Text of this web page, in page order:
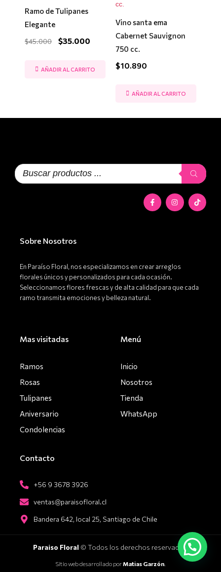
Ramo de Tulipanes
Elegante
$45.000
era:
$35.000
$35.000.
AÑADIR AL CARRITO
Vino santa ema
Cabernet Sauvignon
750 cc.
$10.890
AÑADIR AL CARRITO
Búsqueda
de
F
a
c
I
n
s
T
i
k
Sobre Nosotros
En Paraíso Floral, nos especializamos en crear arreglos
florales únicos y personalizados para cada ocasión.
Seleccionamos flores frescas y de alta calidad para que cada
ramo transmita emociones y belleza natural.
Mas visitadas
Ramos
Rosas
Tulipanes
Aniversario
Condolencias
Menú
Inicio
Nosotros
Tienda
WhatsApp
Contacto
+56 9 3678 3926
ventas@paraisofloral.cl
Bandera 642, local 25, Santiago de Chile
Paraiso Floral© Todos los derechos reservados.
Sitio web desarrollado porMatias Garzón.